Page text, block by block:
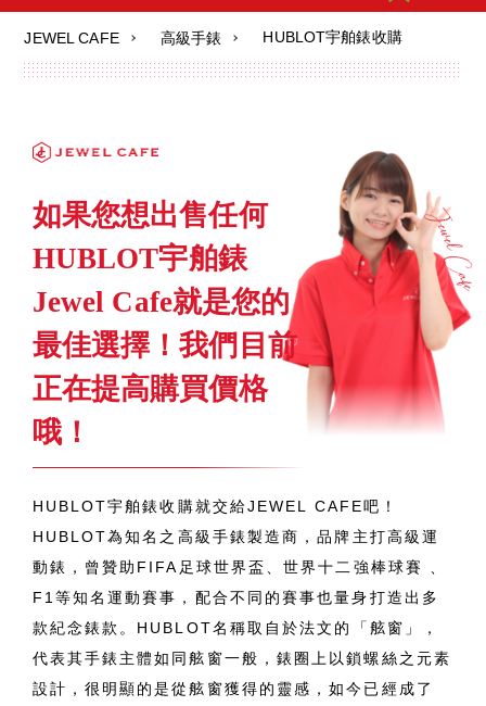
JEWEL CAFE 高級手錶 HUBLOT宇舶錶收購
如果您想出售任何
HUBLOT宇舶錶
Jewel Cafe就是您的
最佳選擇！我們目前
正在提高購買價格
哦！
HUBLOT宇舶錶收購就交給JEWEL CAFE吧！
HUBLOT為知名之高級手錶製造商，品牌主打高級運
動錶，曾贊助FIFA足球世界盃、世界十二強棒球賽 、
F1等知名運動賽事，配合不同的賽事也量身打造出多
款紀念錶款。HUBLOT名稱取自於法文的「舷窗」，
代表其手錶主體如同舷窗一般，錶圈上以鎖螺絲之元素
設計，很明顯的是從舷窗獲得的靈感，如今已經成了